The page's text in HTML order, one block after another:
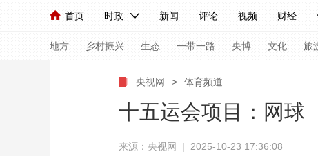
首页 时政 新闻 评论 视频 财经
人民领袖习近平 联播+ 中国领导人 央视快评 习式
直播 栏目大全 节目单 听音 微视频
海外频道 iPanda English Монгол
地方 乡村振兴 生态 一带一路 央博 文化 旅
央视网 > 体育频道
十五运会项目：网球
来源：央视网 | 2025-10-23 17:36:08